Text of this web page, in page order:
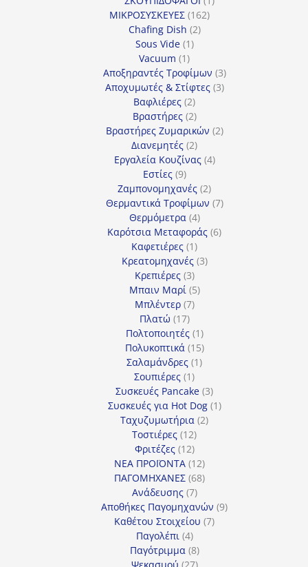
ΜΙΚΡΟΣΥΣΚΕΥΕΣ 162162
Chafing Dish 22
Sous Vide 11
Vacuum 11
προϊόν
Αποξηραντές Τροφίμων 33
προϊόντα
Αποχυμωτές & Στίφτες 33
Βαφλιέρες 22
προϊόντα
Βραστήρες 22
προϊόντα
Βραστήρες Ζυμαρικών 22
Διανεμητές 22
προϊόντα
Εργαλεία Κουζίνας 44
Εστίες 99
προϊόντα
Ζαμπονομηχανές 22
προϊόντα
Θερμαντικά Τροφίμων 77
Θερμόμετρα 44
προϊόντα
Καρότσια Μεταφοράς 66
Καφετιέρες 11
προϊόν
Κρεατομηχανές 33
Κρεπιέρες 33
προϊόντα
Μπαιν Μαρί 55
Μπλέντερ 77
Πλατώ 1717
προϊόντα
Πολτοποιητές 11
προϊόν
Πολυκοπτικά 1515
προϊόντα
Σαλαμάνδρες 11
Σουπιέρες 11
προϊόν
Συσκευές Pancake 33
προϊόντα
Συσκευές για Hot Dog 11
Ταχυζυμωτήρια 22
Τοστιέρες 1212
προϊόντα
Φριτέζες 1212
προϊόντα
ΝΕΑ ΠΡΟΪΟΝΤΑ 1212
προϊόντα
ΠΑΓΟΜΗΧΑΝΕΣ 6868
Ανάδευσης 77
προϊόντα
Αποθήκες Παγομηχανών 99
Καθέτου Στοιχείου 77
Παγολέπι 44
προϊόντα
Παγότριμμα 88
προϊόντα
Ψεκασμού 2727